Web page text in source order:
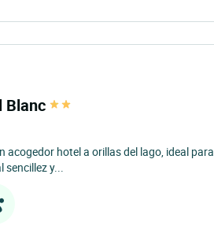
Blanc
acogedor hotel a orillas del lago, ideal para
sencillez y...